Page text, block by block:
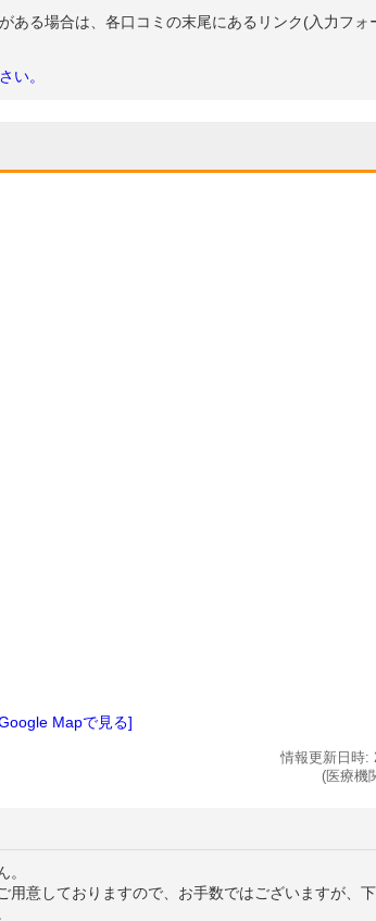
ある場合は、各口コミの末尾にあるリンク(入力フォ
い。
Mapで見る]
情報更新日時:
(医療機
用意しておりますので、お手数ではございますが、